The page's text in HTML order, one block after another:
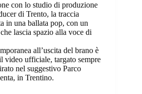
con lo studio di produzione
di Trento, la traccia
in una ballata pop, con un
lascia spazio alla voce di
all’uscita del brano è
video ufficiale, targato sempre
nel suggestivo Parco
in Trentino.